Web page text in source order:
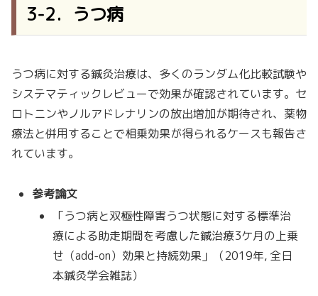
3-2．うつ病
うつ病に対する鍼灸治療は、多くのランダム化比較試験や
システマティックレビューで効果が確認されています。セ
ロトニンやノルアドレナリンの放出増加が期待され、薬物
療法と併用することで相乗効果が得られるケースも報告さ
れています。
参考論文
「うつ病と双極性障害うつ状態に対する標準治
療による助走期間を考慮した鍼治療3ケ月の上乗
せ（add-on）効果と持続効果」（2019年, 全日
本鍼灸学会雑誌）